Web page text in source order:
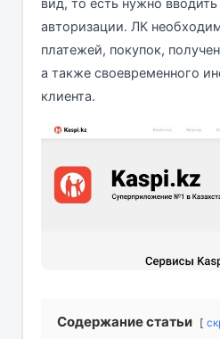
вид, то есть нужно
авторизации. ЛК
платежей, покупок,
а также своевременного
клиента.
Содержание статьи